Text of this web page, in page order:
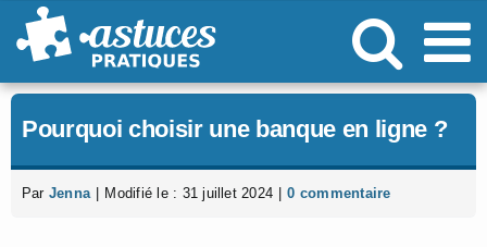
Passer
au
Pourquoi choisir une banque en ligne ?
Par Jenna Modifié le : 31 juillet 2024 0 commentaire